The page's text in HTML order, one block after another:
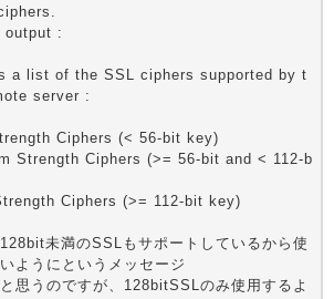
output :
a list of the SSL ciphers supported by t
server :
Ciphers (< 56-bit key)
Strength Ciphers (>= 56-bit and < 112-b
Ciphers (>= 112-bit key)
未満のSSLもサポートしているから使
ようにというメッセージ
思うのですが、128bitSSLのみ使用するよ